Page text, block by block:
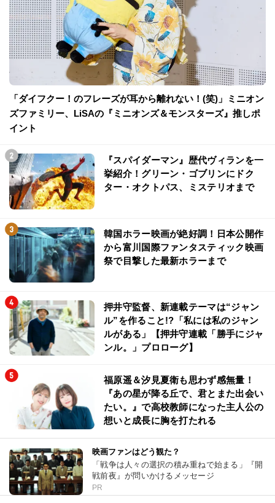
「ダイフクー！のフレーズが耳から離れない！(笑)」ミニオン
ズファミリー、LiSAの『ミニオンズ＆モンスターズ』推しポ
イント
『スパイダーマン』歴代ヴィランを一
挙紹介！グリーン・ゴブリンにドク
ター・オクトパス、ミステリオまで
韓国ホラー映画が絶好調！日本公開作
から富川国際ファンタスティック映画
祭で目撃した最新ホラーまで
押井守監督、新連載テーマは“ジャン
ル”を作ること!?「私には私のジャン
ルがある」【押井守連載「勝手にジャ
ンル。」プロローグ】
福原遥＆汐見夏衛も思わず感無量！
『あの星が降る丘で、君とまた出会い
たい。』で高校教師になった主人公の
想いと成長に胸を打たれる
映画ファンはどう観た？
「戦争は人々の選択の積み重ねで始まる」『開
戦前夜』が問いかけるメッセージ
PR